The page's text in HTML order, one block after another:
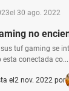
el 30 ago. 2022
no
tuf gaming se
conectada co...
el 2 nov. 2022 por